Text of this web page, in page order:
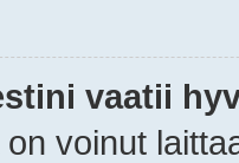
vaatii
on voinut